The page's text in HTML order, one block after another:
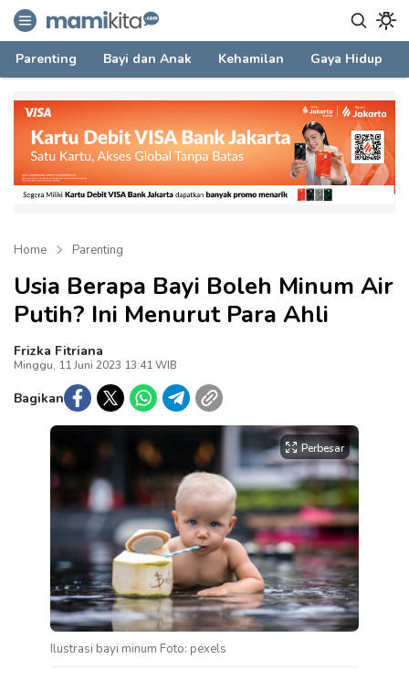
mamikita.com
Informasi Parenting untuk Mami Milenial
Parenting Bayi dan Anak Kehamilan Gaya Hidup
Home Parenting
Usia Berapa Bayi Boleh Minum Air
Putih? Ini Menurut Para Ahli
Frizka Fitriana
Minggu, 11 Juni 2023 13:41 WIB
Bagikan
Perbesar
Ilustrasi bayi minum Foto: pexels